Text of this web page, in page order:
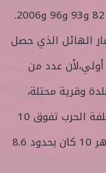
تعرضت لبنان الى العدوان الإسرائيلي في 82 و93 و96 و2006.
الهائل الذي حصل
عدد من
المناطق لا تزال محتلة، هناك أكثر من 55 بلدة وقرية محتلة،
وهي شبه مدمرة، ولكن التقدير الأولي لكلفة الحرب تفوق 10
مليارات دولار. تقدير البنك الدولي أواخر شهر 10 كان بحدود 8.6